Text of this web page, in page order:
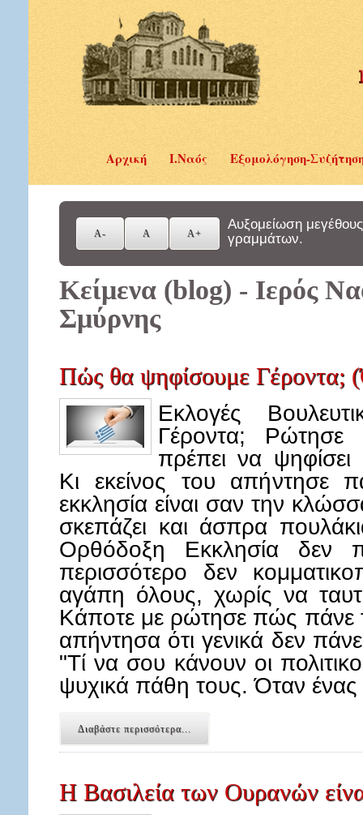
Αρχική Ι.Ναός Εξομολόγηση-
Αυξομείωση μεγέθους
γραμμάτων.
Κείμενα (blog) - Ιερός
Σμύρνης
Πώς θα ψηφίσουμε Γέροντα;
Εκλογές
Γέροντα; Ρώτησε
πρέπει να ψηφίσει
Κι εκείνος του απήντησε
εκκλησία είναι σαν την
σκεπάζει και άσπρα
Ορθόδοξη Εκκλησία δεν
περισσότερο δεν
αγάπη όλους, χωρίς να
Κάποτε με ρώτησε πώς πάνε
απήντησα ότι γενικά δεν
"Τί να σου κάνουν οι
ψυχικά πάθη τους. Όταν
Διαβάστε περισσότερα...
Η Βασιλεία των Ουρανών